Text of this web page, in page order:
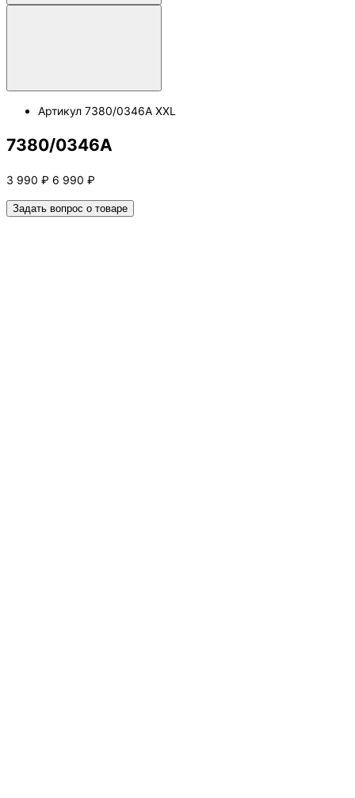
Артикул 7380/0346A XXL
7380/0346A
3 990 ₽ 6 990 ₽
Задать вопрос о товаре